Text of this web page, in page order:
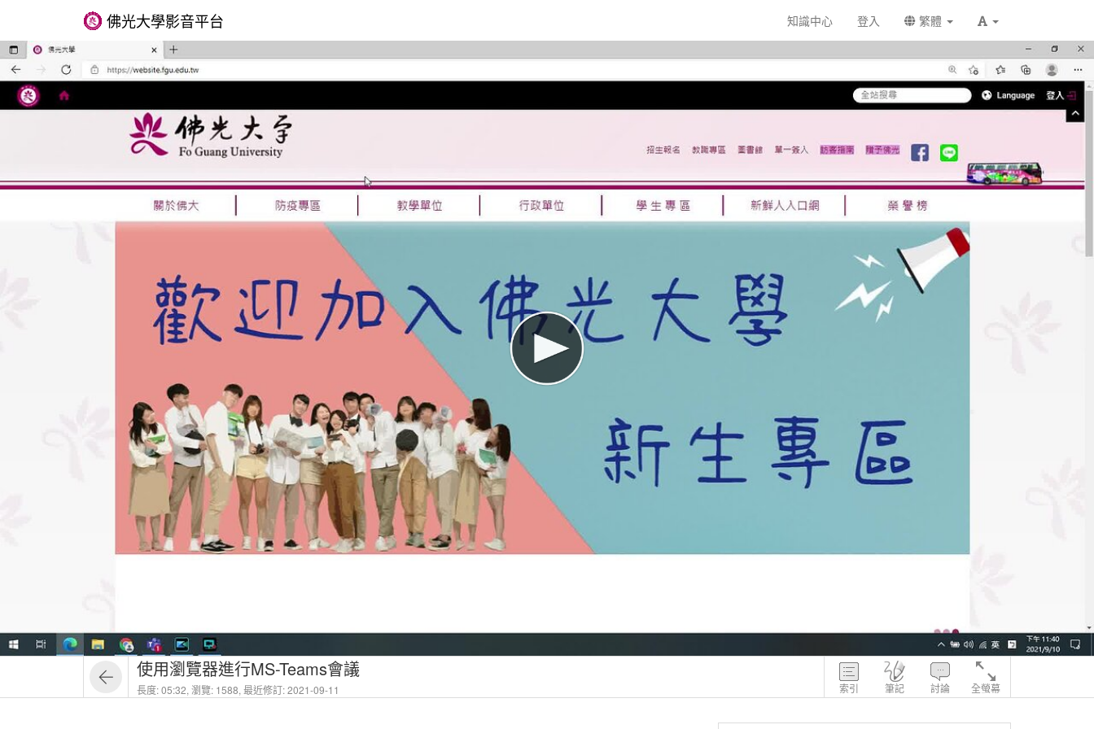
佛光大學影音平台 知識中心 登入 繁體
索引 筆記 討論 全螢幕
使用瀏覽器進行MS-Teams會議
長度: 05:32, 瀏覽: 1588, 最近修訂: 2021-09-11